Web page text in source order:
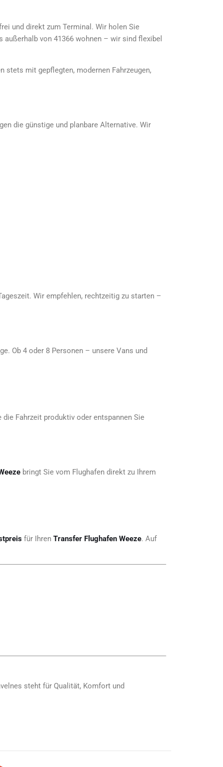
und direkt zum Terminal. Wir holen Sie
außerhalb von 41366 wohnen – wir sind flexibel
stets mit gepflegten, modernen Fahrzeugen,
die günstige und planbare Alternative. Wir
Wir empfehlen, rechtzeitig zu starten –
Ob 4 oder 8 Personen – unsere Vans und
die Fahrzeit produktiv oder entspannen Sie
bringt Sie vom Flughafen direkt zu Ihrem
für Ihren Transfer Flughafen Weeze. Auf
steht für Qualität, Komfort und